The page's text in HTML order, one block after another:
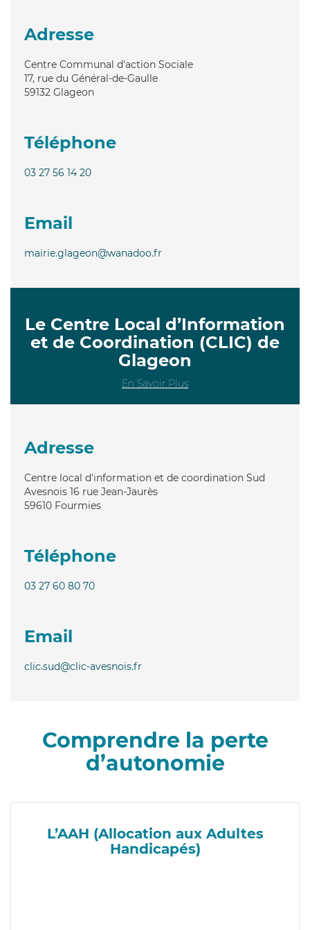
Adresse
Centre Communal d'action Sociale
17, rue du Général-de-Gaulle
59132 Glageon
Téléphone
03 27 56 14 20
Email
mairie.glageon@wanadoo.fr
Le Centre Local d’Information
et de Coordination (CLIC) de
Glageon
En Savoir Plus
Adresse
Centre local d'information et de coordination Sud
Avesnois 16 rue Jean-Jaurès
59610 Fourmies
Téléphone
03 27 60 80 70
Email
clic.sud@clic-avesnois.fr
Comprendre la perte
d’autonomie
L’AAH (Allocation aux Adultes
Handicapés)